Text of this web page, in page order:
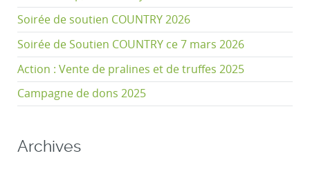
Soirée de soutien COUNTRY 2026
Soirée de Soutien COUNTRY ce 7 mars 2026
Action : Vente de pralines et de truffes 2025
Campagne de dons 2025
Archives